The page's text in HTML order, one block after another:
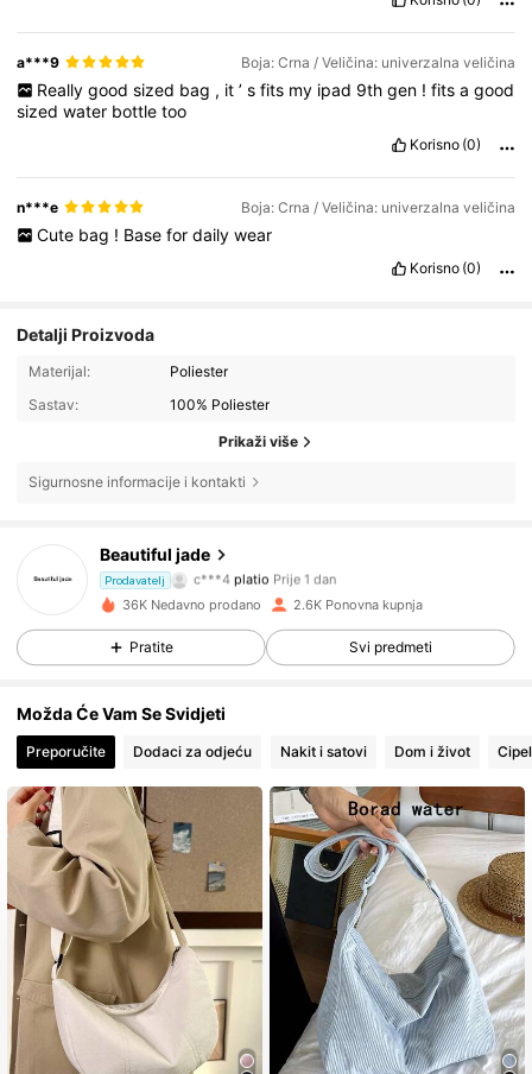
a***9 Boja: Crna / Veličina: univerzalna veličina
Really good sized bag , it ’ s fits my ipad 9th gen ! fits a good
sizedwater bottletoo
Korisno (0)
n***e Boja: Crna / Veličina: univerzalna veličina
Cute bag ! Base for daily wear
Korisno (0)
Detalji Proizvoda
Materijal:
Poliester
Sastav:
100% Poliester
Prikaži više
Sigurnosne informacije i kontakti
Beautiful jade
Prodavatelj
4.83
c***4 platio Prije 1 dan
je pratio prije 5 sati
9K Pratitelji
4.83
9K Pratitelji
4.83 9K Pratitelji
4.83 9K Pratitelji
9K Pratitelji
36K Nedavno prodano 2.6K Ponovna kupnja
Pratite Svi predmeti
Možda Će Vam Se Svidjeti
Preporučite Dodaci za odjeću Nakit i satovi Dom i život